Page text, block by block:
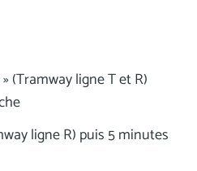
(Tramway ligne T et R)
ligne R) puis 5 minutes